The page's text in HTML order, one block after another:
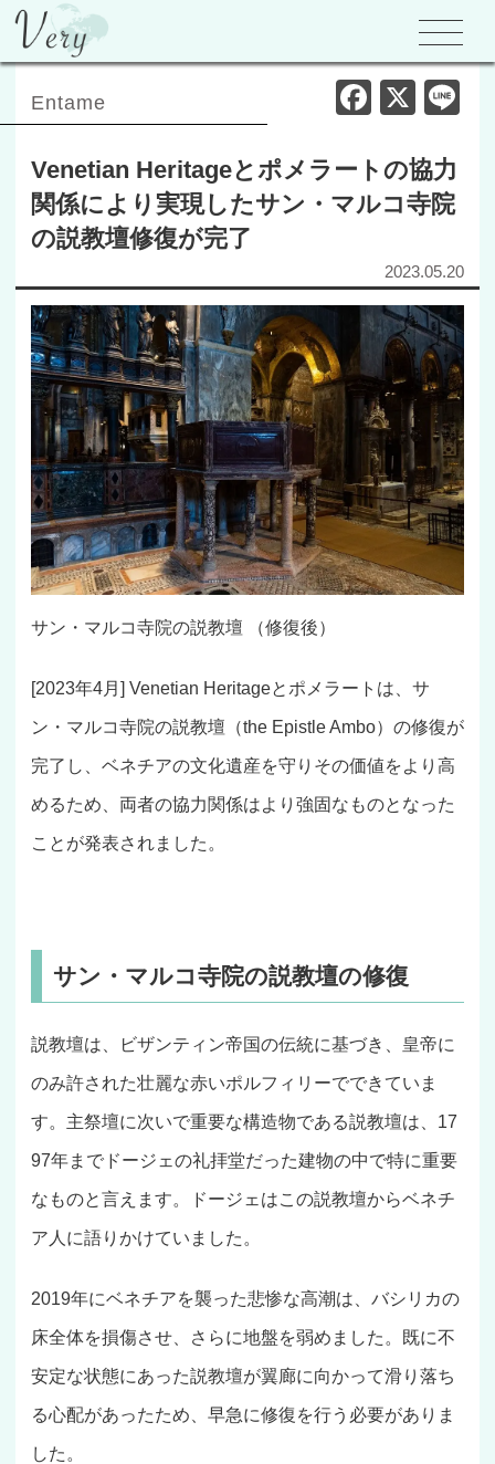
Entame
Venetian Heritageとポメラートの協力
関係により実現したサン・マルコ寺院
の説教壇修復が完了
2023.05.20
F
c
e
o
o
k
X
サン・マルコ寺院の説教壇 （修復後）
[2023年4月] Venetian Heritageとポメラートは、サ
ン・マルコ寺院の説教壇（the Epistle Ambo）の修復が
完了し、ベネチアの文化遺産を守りその価値をより高
めるため、両者の協力関係はより強固なものとなった
ことが発表されました。
サン・マルコ寺院の説教壇の修復
説教壇は、ビザンティン帝国の伝統に基づき、皇帝に
のみ許された壮麗な赤いポルフィリーでできていま
す。主祭壇に次いで重要な構造物である説教壇は、17
97年までドージェの礼拝堂だった建物の中で特に重要
なものと言えます。ドージェはこの説教壇からベネチ
ア人に語りかけていました。
2019年にベネチアを襲った悲惨な高潮は、バシリカの
床全体を損傷させ、さらに地盤を弱めました。既に不
安定な状態にあった説教壇が翼廊に向かって滑り落ち
る心配があったため、早急に修復を行う必要がありま
した。